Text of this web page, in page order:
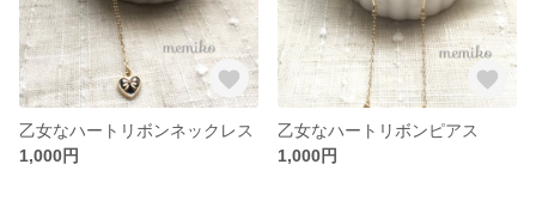
乙女なハートリボンネックレス
1,000円
乙女なハートリボンピアス
1,000円